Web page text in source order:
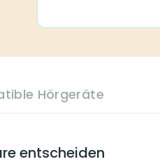
Hörgeräte
entscheiden